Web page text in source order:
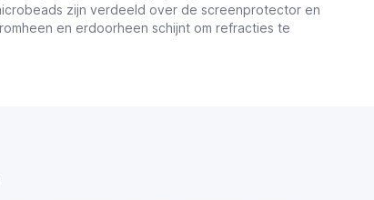
zijn verdeeld over de screenprotector en
en erdoorheen schijnt om refracties te